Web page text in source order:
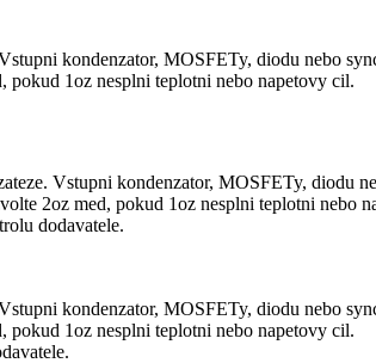
kondenzator, MOSFETy, diodu nebo
pokud 1oz nesplni teplotni nebo napetovy cil.
Vstupni kondenzator, MOSFETy, diodu
2oz med, pokud 1oz nesplni teplotni nebo
dodavatele.
kondenzator, MOSFETy, diodu nebo
pokud 1oz nesplni teplotni nebo napetovy cil.